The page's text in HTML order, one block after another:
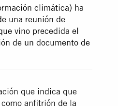
climática) ha
una reunión de
vino precedida el
de un documento de
que indica que
anfitrión de la